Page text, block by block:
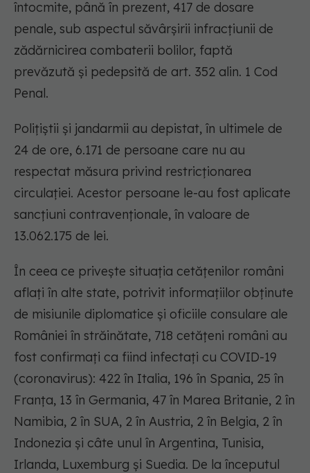
întocmite, până în prezent, 417 de dosare
penale, sub aspectul săvârșirii infracțiunii de
zădărnicirea combaterii bolilor, faptă
prevăzută şi pedepsită de art. 352 alin. 1 Cod
Penal.
Polițiștii și jandarmii au depistat, în ultimele de
24 de ore, 6.171 de persoane care nu au
respectat măsura privind restricţionarea
circulaţiei. Acestor persoane le-au fost aplicate
sancţiuni contravenţionale, în valoare de
13.062.175 de lei.
În ceea ce privește situația cetățenilor români
aflați în alte state, potrivit informațiilor obținute
de misiunile diplomatice și oficiile consulare ale
României în străinătate, 718 cetățeni români au
fost confirmați ca fiind infectați cu COVID-19
(coronavirus): 422 în Italia, 196 în Spania, 25 în
Franța, 13 în Germania, 47 în Marea Britanie, 2 în
Namibia, 2 în SUA, 2 în Austria, 2 în Belgia, 2 în
Indonezia și câte unul în Argentina, Tunisia,
Irlanda, Luxemburg și Suedia. De la începutul